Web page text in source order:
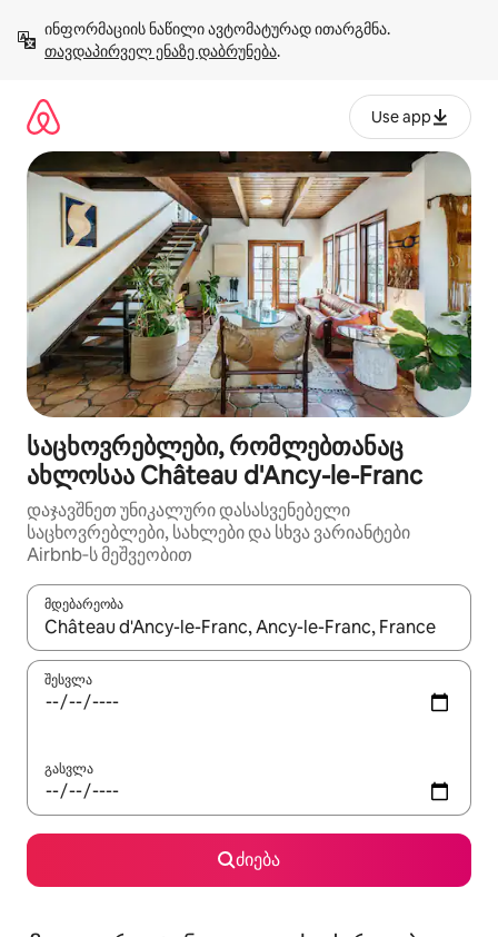
გადასვლა
თავდაპირველ ენაზე დაბრუნება.
Use app
საცხოვრებლები, რომლებთანაც
ახლოსაა Château d'Ancy-le-Franc
დაჯავშნეთ უნიკალური დასასვენებელი
საცხოვრებლები, სახლები და სხვა ვარიანტები
Airbnb‑ს მეშვეობით
მდებარეობა
როცა შედეგები ხელმისაწვდომი გახდება, ნავიგაციისთვის
შესვლა
გასვლა
ძიება